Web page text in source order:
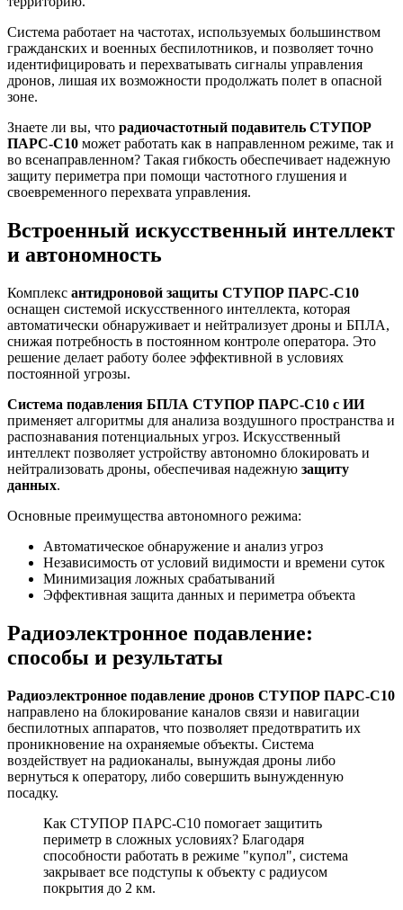
Система работает на частотах, используемых большинством
гражданских и военных беспилотников, и позволяет точно
идентифицировать и перехватывать сигналы управления
дронов, лишая их возможности продолжать полет в опасной
зоне.
Знаете ли вы, что радиочастотный подавитель СТУПОР
ПАРС-С10 может работать как в направленном режиме, так и
во всенаправленном? Такая гибкость обеспечивает надежную
защиту периметра при помощи частотного глушения и
своевременного перехвата управления.
Встроенный искусственный интеллект
и автономность
Комплекс антидроновой защиты СТУПОР ПАРС-С10
оснащен системой искусственного интеллекта, которая
автоматически обнаруживает и нейтрализует дроны и БПЛА,
снижая потребность в постоянном контроле оператора. Это
решение делает работу более эффективной в условиях
постоянной угрозы.
Система подавления БПЛА СТУПОР ПАРС-С10 с ИИ
применяет алгоритмы для анализа воздушного пространства и
распознавания потенциальных угроз. Искусственный
интеллект позволяет устройству автономно блокировать и
нейтрализовать дроны, обеспечивая надежную защиту
данных.
Основные преимущества автономного режима:
Автоматическое обнаружение и анализ угроз
Независимость от условий видимости и времени суток
Минимизация ложных срабатываний
Эффективная защита данных и периметра объекта
Радиоэлектронное подавление:
способы и результаты
Радиоэлектронное подавление дронов СТУПОР ПАРС-С10
направлено на блокирование каналов связи и навигации
беспилотных аппаратов, что позволяет предотвратить их
проникновение на охраняемые объекты. Система
воздействует на радиоканалы, вынуждая дроны либо
вернуться к оператору, либо совершить вынужденную
посадку.
Как СТУПОР ПАРС-С10 помогает защитить
периметр в сложных условиях? Благодаря
способности работать в режиме "купол", система
закрывает все подступы к объекту с радиусом
покрытия до 2 км.